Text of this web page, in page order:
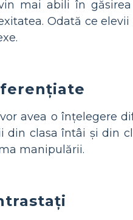
mai abili în
Odată ce
avea o înțelegere
din clasa întâi și din
manipulării.